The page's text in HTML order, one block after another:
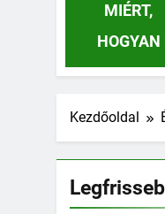
MIÉRT,
HOGYAN
2 Hét Ezelőtt
Kezdőoldal